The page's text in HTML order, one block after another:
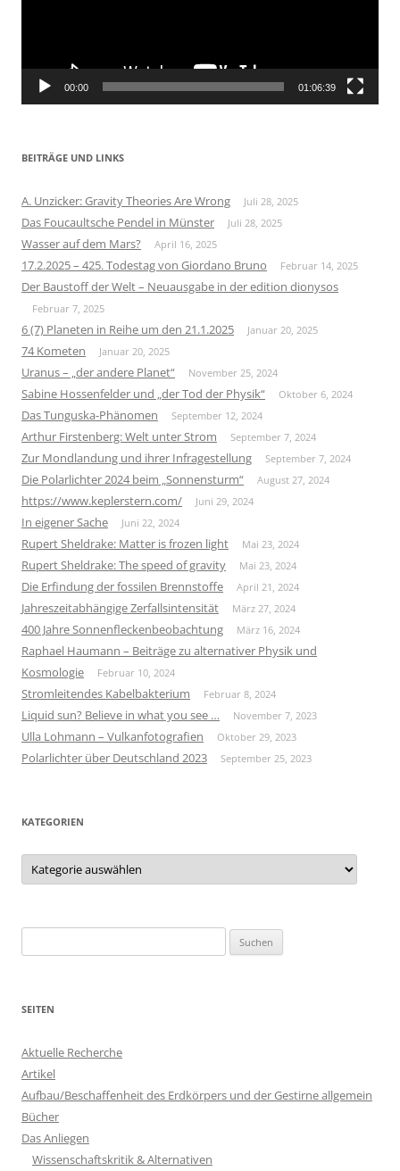
00:00 01:06:39
BEITRÄGE UND LINKS
A. Unzicker: Gravity Theories Are Wrong Juli 28, 2025
Das Foucaultsche Pendel in Münster Juli 28, 2025
Wasser auf dem Mars? April 16, 2025
17.2.2025 – 425. Todestag von Giordano Bruno Februar 14, 2025
Der Baustoff der Welt – Neuausgabe in der edition dionysos
Februar 7, 2025
6 (7) Planeten in Reihe um den 21.1.2025 Januar 20, 2025
74 Kometen Januar 20, 2025
Uranus – „der andere Planet“ November 25, 2024
Sabine Hossenfelder und „der Tod der Physik“ Oktober 6, 2024
Das Tunguska-Phänomen September 12, 2024
Arthur Firstenberg: Welt unter Strom September 7, 2024
Zur Mondlandung und ihrer Infragestellung September 7, 2024
Die Polarlichter 2024 beim „Sonnensturm“ August 27, 2024
https://www.keplerstern.com/ Juni 29, 2024
In eigener Sache Juni 22, 2024
Rupert Sheldrake: Matter is frozen light Mai 23, 2024
Rupert Sheldrake: The speed of gravity Mai 23, 2024
Die Erfindung der fossilen Brennstoffe April 21, 2024
Jahreszeitabhängige Zerfallsintensität März 27, 2024
400 Jahre Sonnenfleckenbeobachtung März 16, 2024
Raphael Haumann – Beiträge zu alternativer Physik und
Kosmologie
Februar 10, 2024
Stromleitendes Kabelbakterium Februar 8, 2024
Liquid sun? Believe in what you see … November 7, 2023
Ulla Lohmann – Vulkanfotografien Oktober 29, 2023
Polarlichter über Deutschland 2023 September 25, 2023
KATEGORIEN
Kategorien
nach:
SEITEN
Aktuelle Recherche
Artikel
Aufbau/Beschaffenheit des Erdkörpers und der Gestirne allgemein
Bücher
Das Anliegen
Wissenschaftskritik & Alternativen